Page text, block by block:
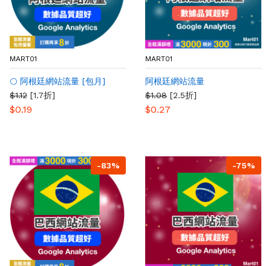
MART01
🌕 阿根廷網站流量 [包月]
$1.12 [1.7折]
$0.19
MART01
阿根廷網站流量
$1.08 [2.5折]
$0.27
-83% -75%